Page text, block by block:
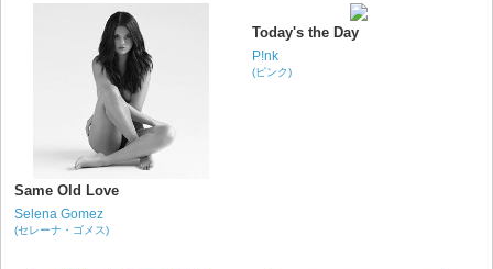
Same Old Love
Selena Gomez
(セレーナ・ゴメス)
Today's the Day
P!nk
(ピンク)